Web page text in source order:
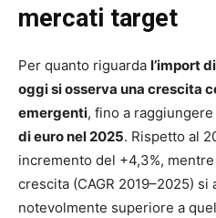
mercati target
Per quanto riguarda l’import
oggi si osserva una crescita
emergenti, fino a
di euro nel 2025. Rispetto al
incremento del +4,3%,
crescita (CAGR 2019–2025) si
notevolmente superiore a